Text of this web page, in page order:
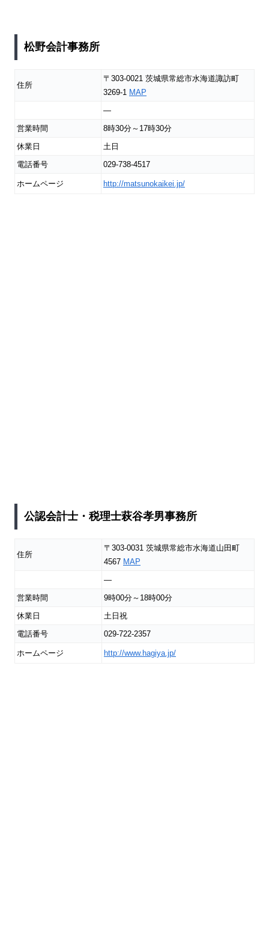
松野会計事務所
住所
〒303-0021 茨城県常総市水海道諏訪町
3269-1 MAP
―
営業時間
8時30分～17時30分
休業日
土日
電話番号
029-738-4517
ホームページ http://matsunokaikei.jp/
公認会計士・税理士萩谷孝男事務所
住所
〒303-0031 茨城県常総市水海道山田町
4567 MAP
―
営業時間
9時00分～18時00分
休業日
土日祝
電話番号
029-722-2357
ホームページ http://www.hagiya.jp/